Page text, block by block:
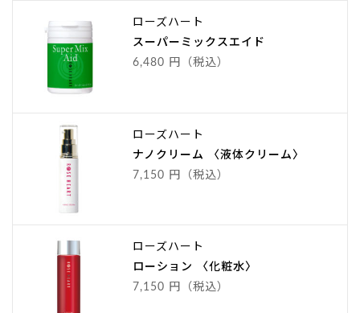
ローズハート
スーパーミックスエイド
6,480 円（税込）
ローズハート
ナノクリーム 〈液体クリーム〉
7,150 円（税込）
ローズハート
ローション 〈化粧水〉
7,150 円（税込）